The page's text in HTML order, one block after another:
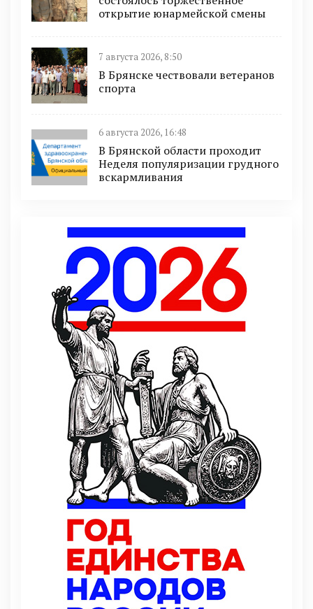
открытие юнармейской смены
7 августа 2026, 8:50
В Брянске чествовали ветеранов
спорта
6 августа 2026, 16:48
В Брянской области проходит
Неделя популяризации грудного
вскармливания